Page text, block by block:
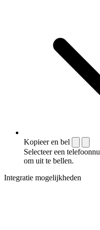
Kopieer en bel
Selecteer een
om uit te bellen.
Integratie mogelijkheden